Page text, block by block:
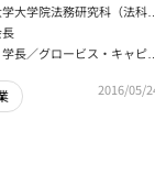
大学院法務研究科（法科大
教授（兼担）／弁護士
長／グロービス・キャピタ
2016/05/